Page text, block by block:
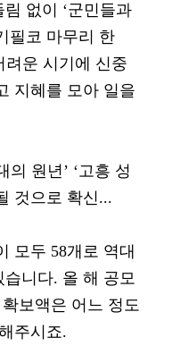
없이 ‘군민들과
필코 마무리 한
려운 시기에 신중
지혜를 모아 일을
의 원년’ ‘고흥 성
것으로 확신...
모두 58개로 역대
니다. 올 해 공모
보액은 어느 정도
주시죠.